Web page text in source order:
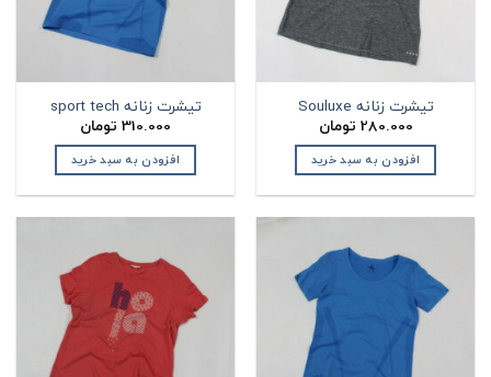
تیشرت زنانه Souluxe
280.000 تومان
افزودن به سبد خرید
تیشرت زنانه sport tech
310.000 تومان
افزودن به سبد خرید